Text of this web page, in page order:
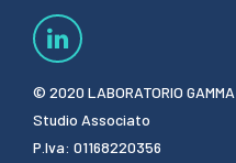
© 2020 LABORATORIO GAMMA
Studio Associato
P.Iva: 01168220356